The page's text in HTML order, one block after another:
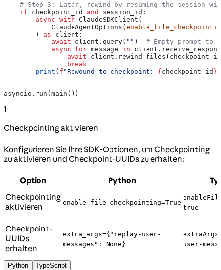
# Step 3: Later, rewind by resuming the session
    if
checkpoint_id and
session_id:
        async
with ClaudeSDKClient(
            ClaudeAgentOptions(
        )
as client:
            await
client.query( "" ) # Empty prompt to
            async
for message in
                await
                break
        print
( f "Rewound to checkpoint: { checkpoint_id }
asyncio.run(main())
1
Checkpointing aktivieren
Konfigurieren Sie Ihre SDK-Optionen, um Checkpointing
zu aktivieren und Checkpoint-UUIDs zu erhalten:
Option Python
Checkpointing
aktivieren
enable_file_checkpointing=True
true
Checkpoint-
UUIDs
erhalten
extra_args={"replay-user-
messages": None}
user-
Python TypeScript